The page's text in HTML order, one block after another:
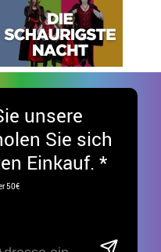
unsere
Sie sich
Einkauf. *
50€